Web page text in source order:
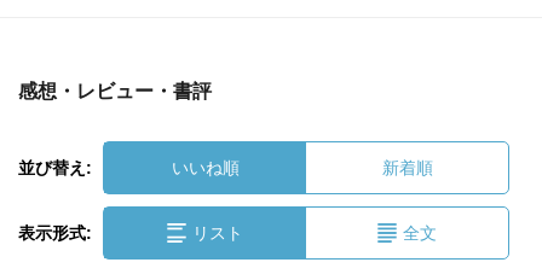
感想・レビュー・書評
並び替え: いいね順 新着順
表示形式: リスト 全文